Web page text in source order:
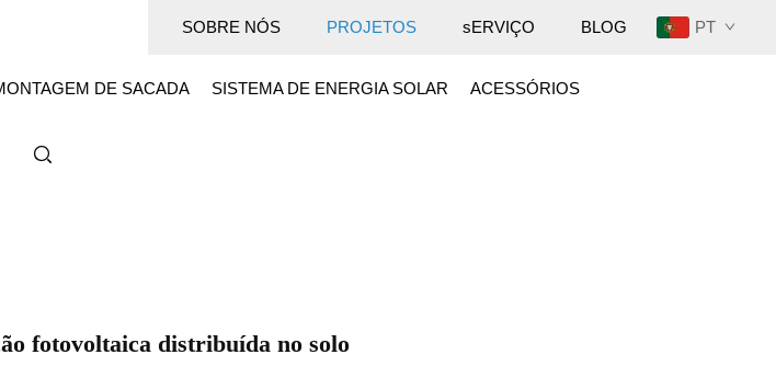
SOBRE NÓS PROJETOS sERVIÇO BLOG PT
DE SACADA SISTEMA DE ENERGIA SOLAR ACESSÓRIOS
fotovoltaica distribuída no solo